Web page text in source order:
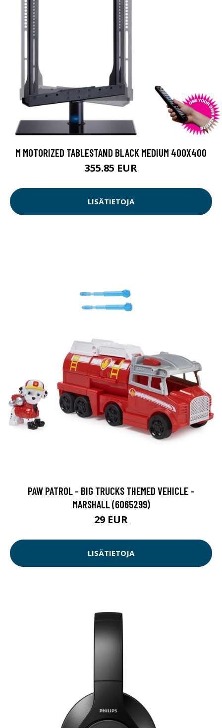
M MOTORIZED TABLESTAND BLACK MEDIUM 400X400
355.85 EUR
LISÄTIETOJA
PAW PATROL - BIG TRUCKS THEMED VEHICLE -
MARSHALL (6065299)
29 EUR
LISÄTIETOJA